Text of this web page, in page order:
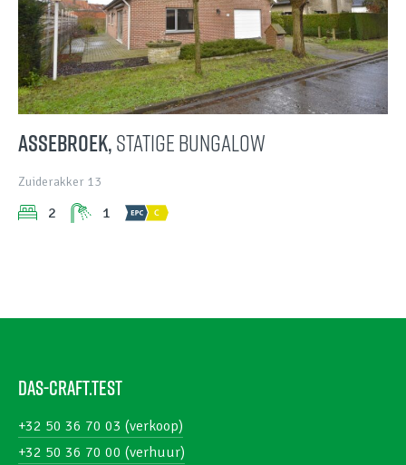
ASSEBROEK,statige bungalow
Zuiderakker 13
2 1
das-craft.test
+32 50 36 70 03 (verkoop)
+32 50 36 70 00 (verhuur)